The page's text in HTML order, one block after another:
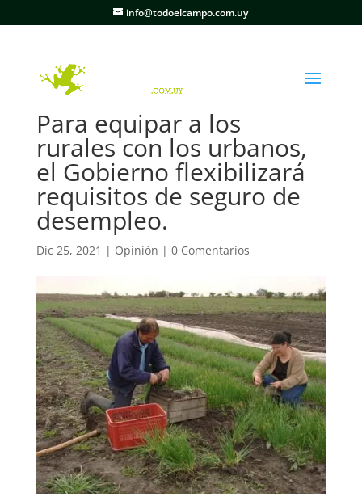
info@todoelcampo.com.uy
Para equipar a los
rurales con los urbanos,
el Gobierno flexibilizará
requisitos de seguro de
desempleo.
Dic 25, 2021 | Opinión | 0 Comentarios